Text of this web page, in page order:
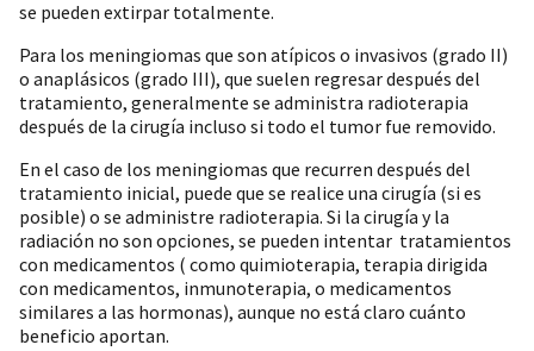
se pueden extirpar totalmente.
Para los meningiomas que son atípicos o invasivos (grado II)
o anaplásicos (grado III), que suelen regresar después del
tratamiento, generalmente se administra radioterapia
después de la cirugía incluso si todo el tumor fue removido.
En el caso de los meningiomas que recurren después del
tratamiento inicial, puede que se realice una cirugía (si es
posible) o se administre radioterapia. Si la cirugía y la
radiación no son opciones, se pueden intentar tratamientos
con medicamentos ( como quimioterapia, terapia dirigida
con medicamentos, inmunoterapia, o medicamentos
similares a las hormonas), aunque no está claro cuánto
beneficio aportan.